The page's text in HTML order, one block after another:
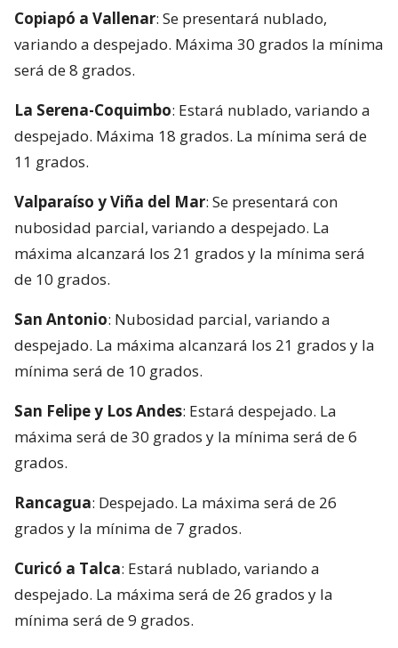
Copiapó a Vallenar: Se presentará nublado,
variando a despejado. Máxima 30 grados la mínima
será de 8 grados.
La Serena-Coquimbo: Estará nublado, variando a
despejado. Máxima 18 grados. La mínima será de
11 grados.
Valparaíso y Viña del Mar: Se presentará con
nubosidad parcial, variando a despejado. La
máxima alcanzará los 21 grados y la mínima será
de 10 grados.
San Antonio: Nubosidad parcial, variando a
despejado. La máxima alcanzará los 21 grados y la
mínima será de 10 grados.
San Felipe y Los Andes: Estará despejado. La
máxima será de 30 grados y la mínima será de 6
grados.
Rancagua: Despejado. La máxima será de 26
grados y la mínima de 7 grados.
Curicó a Talca: Estará nublado, variando a
despejado. La máxima será de 26 grados y la
mínima será de 9 grados.